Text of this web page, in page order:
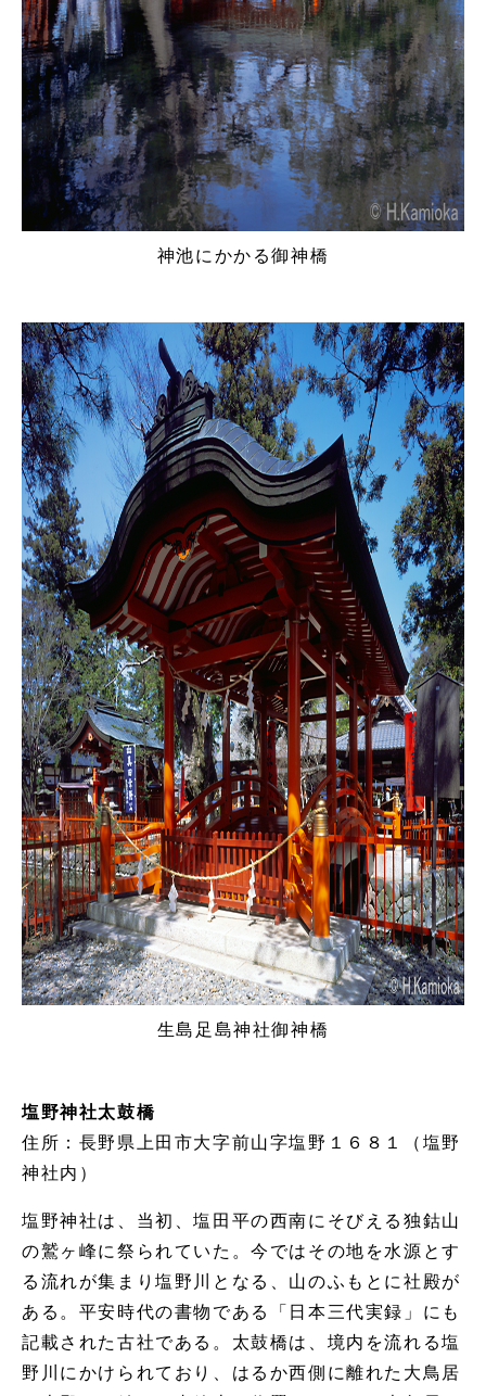
神池にかかる御神橋
生島足島神社御神橋
塩野神社太鼓橋
住所：長野県上田市大字前山字塩野１６８１（塩野
神社内）
塩野神社は、当初、塩田平の西南にそびえる独鈷山
の鷲ヶ峰に祭られていた。今ではその地を水源とす
る流れが集まり塩野川となる、山のふもとに社殿が
ある。平安時代の書物である「日本三代実録」にも
記載された古社である。太鼓橋は、境内を流れる塩
野川にかけられており、はるか西側に離れた大鳥居